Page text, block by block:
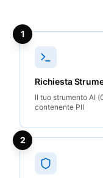
1
Richiesta
Il tuo strumento AI
contenente PII
2